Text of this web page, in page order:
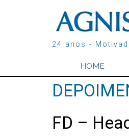
24 anos -
HOME
FD –